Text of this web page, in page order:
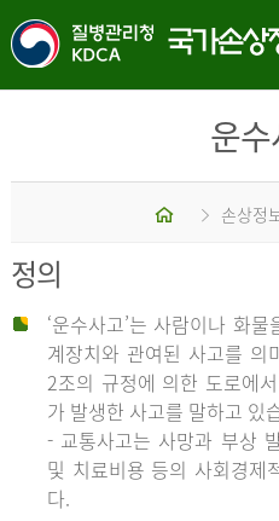
운
홈 손상정
정의
‘운수사고’는 사람이나 화
계장치와 관여된 사고를 의
2조의 규정에 의한 도로에
가 발생한 사고를 말하고 있
- 교통사고는 사망과 부상
및 치료비용 등의 사회경제
다.